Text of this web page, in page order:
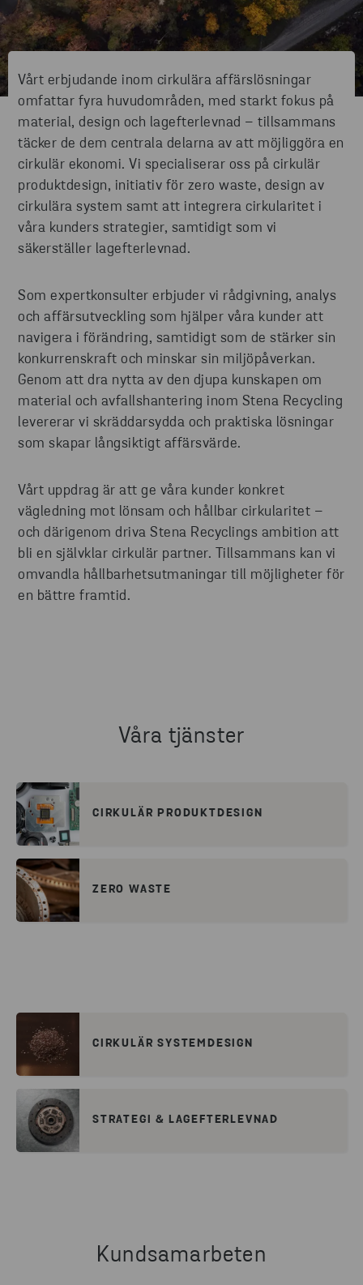
Vårt erbjudande inom cirkulära affärslösningar
omfattar fyra huvudområden, med starkt fokus på
material, design och lagefterlevnad – tillsammans
täcker de dem centrala delarna av att möjliggöra en
cirkulär ekonomi. Vi specialiserar oss på cirkulär
produktdesign, initiativ för zero waste, design av
cirkulära system samt att integrera cirkularitet i
våra kunders strategier, samtidigt som vi
säkerställer lagefterlevnad.
Som expertkonsulter erbjuder vi rådgivning, analys
och affärsutveckling som hjälper våra kunder att
navigera i förändring, samtidigt som de stärker sin
konkurrenskraft och minskar sin miljöpåverkan.
Genom att dra nytta av den djupa kunskapen om
material och avfallshantering inom Stena Recycling
levererar vi skräddarsydda och praktiska lösningar
som skapar långsiktigt affärsvärde.
Vårt uppdrag är att ge våra kunder konkret
vägledning mot lönsam och hållbar cirkularitet –
och därigenom driva Stena Recyclings ambition att
bli en självklar cirkulär partner. Tillsammans kan vi
omvandla hållbarhetsutmaningar till möjligheter för
en bättre framtid.
Våra tjänster
CIRKULÄR PRODUKTDESIGN
ZERO WASTE
CIRKULÄR SYSTEMDESIGN
STRATEGI & LAGEFTERLEVNAD
Kundsamarbeten